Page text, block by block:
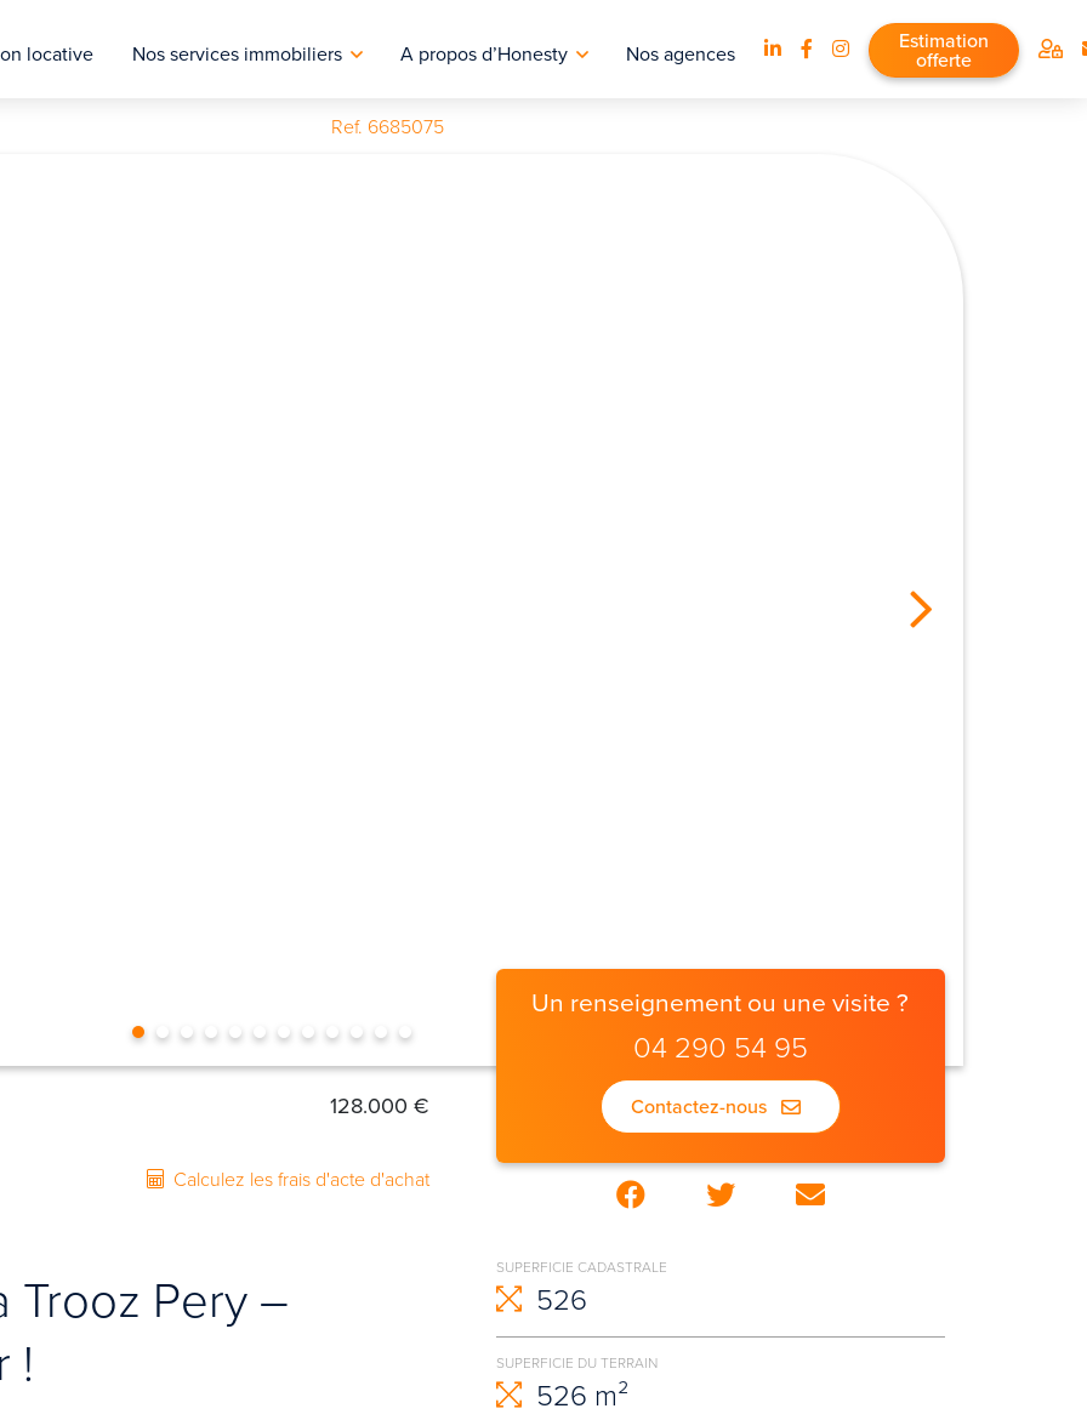
locative Nos services immobiliers A propos d’Honesty Nos agences Estimation
offerte
Ref. 6685075
128.000 €
Calculez les frais d'acte d'achat
Pery –
!
Un renseignement ou une visite ?
04 290 54 95
Contactez-nous
SUPERFICIE CADASTRALE
526
SUPERFICIE DU TERRAIN
526 m²